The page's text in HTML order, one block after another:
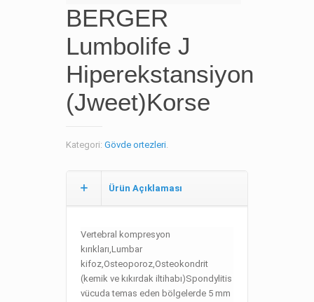
BERGER
Lumbolife J
Hiperekstansiyon
(Jweet)Korse
Kategori: Gövde ortezleri.
Ürün Açıklaması
Vertebral kompresyon
kırıkları,Lumbar
kifoz,Osteoporoz,Osteokondrit
(kemik ve kıkırdak iltihabı)Spondylitis
vücuda temas eden bölgelerde 5 mm